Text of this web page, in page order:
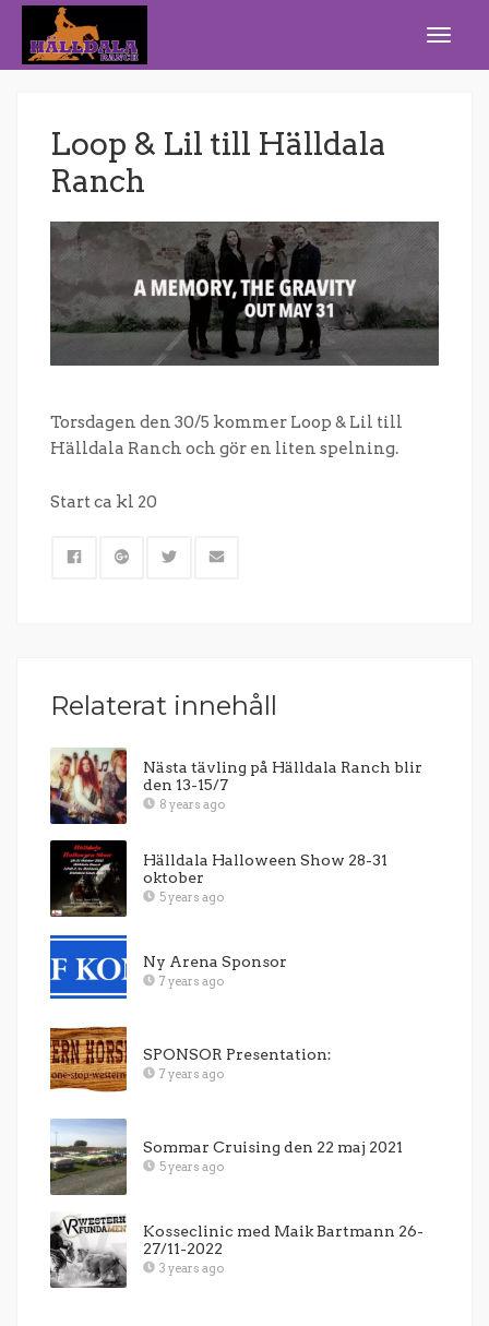
Loop & Lil till Hälldala
Ranch
Torsdagen den 30/5 kommer Loop & Lil till
Hälldala Ranch och gör en liten spelning.
Start ca kl 20
Relaterat innehåll
Nästa tävling på Hälldala Ranch blir
den 13-15/7
8 years ago
Hälldala Halloween Show 28-31
oktober
5 years ago
Ny Arena Sponsor
7 years ago
SPONSOR Presentation:
7 years ago
Sommar Cruising den 22 maj 2021
5 years ago
Kosseclinic med Maik Bartmann 26-
27/11-2022
3 years ago